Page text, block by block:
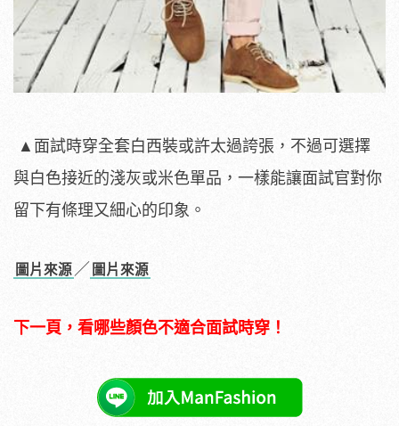
▲面試時穿全套白西裝或許太過誇張，不過可選擇
與白色接近的淺灰或米色單品，一樣能讓面試官對你
留下有條理又細心的印象。
圖片來源 ／ 圖片來源
下一頁，看哪些顏色不適合面試時穿！